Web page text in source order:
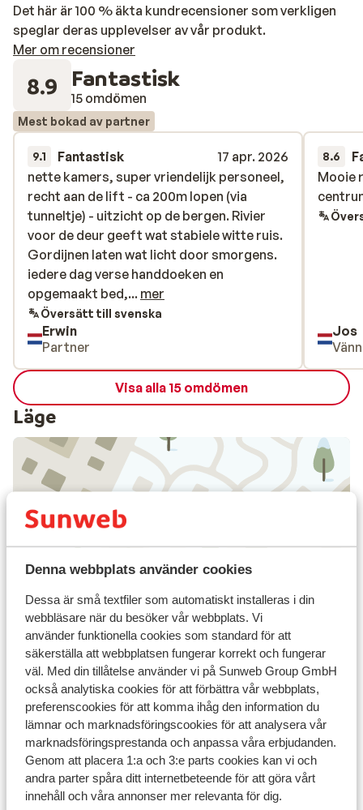
Denna webbplats använder cookies
Dessa är små textfiler som automatiskt installeras i din
webbläsare när du besöker vår webbplats. Vi
använder funktionella cookies som standard för att
säkerställa att webbplatsen fungerar korrekt och fungerar
väl. Med din tillåtelse använder vi på Sunweb Group GmbH
också analytiska cookies för att förbättra vår webbplats,
preferenscookies för att komma ihåg den information du
lämnar och marknadsföringscookies för att analysera vår
marknadsföringsprestanda och anpassa våra erbjudanden.
Genom att placera 1:a och 3:e parts cookies kan vi och
andra parter spåra ditt internetbeteende för att göra vårt
innehåll och våra annonser mer relevanta för dig.
Det här är 100 % äkta kundrecensioner som verkligen
speglar deras upplevelser av vår produkt.
Mer om recensioner
8.9 Fantastisk
15 omdömen
Mest bokad av partner
9.1 Fantastisk
17 apr. 2026
nette kamers, super vriendelijk personeel,
recht aan de lift - ca 200m lopen (via
tunneltje) - uitzicht op de bergen. Rivier
voor de deur geeft wat stabiele witte ruis.
Gordijnen laten wat licht door smorgens.
iedere dag verse handdoeken en
opgemaakt bed, heerlijk ontbijt, ruime
skiruimte beneden met schoenwarmers
nette kamers, super vriendelijk personeel,
recht aan de lift - ca 200m lopen (via
tunneltje) - uitzicht op de bergen. Rivier
voor de deur geeft wat stabiele witte ruis.
Gordijnen laten wat licht door smorgens.
iedere dag verse handdoeken en
opgemaakt bed,... mer
Översätt till svenska
Erwin
Partner
8.6
Mooie
Mooie
Jos
Visa alla 15 omdömen
Läge
I området
I utkanten av centrum
Avstånd till centrum: ca 300 m
Avstånd till flygplats innsbruck är ca 100 km
Avstånd till tågstation landeck är ca 30 km
Avstånd till pist ca 350 m
Avstånd till skidlift pardatschgratbahn a2 är ca
350 m
Närmaste kiosk ca 300 m
Närmaste restaurang ca 200 m